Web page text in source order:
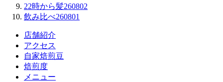
22時から髪260802
飲み比べ260801
店舗紹介
アクセス
自家焙煎豆
焙煎度
メニュー